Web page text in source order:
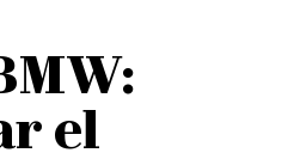
el